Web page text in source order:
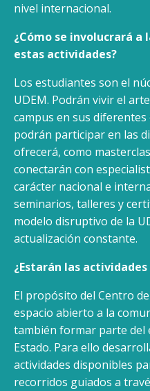
nivel internacional.
¿Cómo se involucrará a
estas actividades?
Los estudiantes son el
UDEM. Podrán vivir el
campus en sus
podrán participar en las
ofrecerá, como
conectarán con
carácter nacional e
seminarios, talleres y
modelo disruptivo de la
actualización constante.
¿Estarán las
El propósito del Centro
espacio abierto a la
también formar parte del
Estado. Para ello
actividades disponibles
recorridos guiados a